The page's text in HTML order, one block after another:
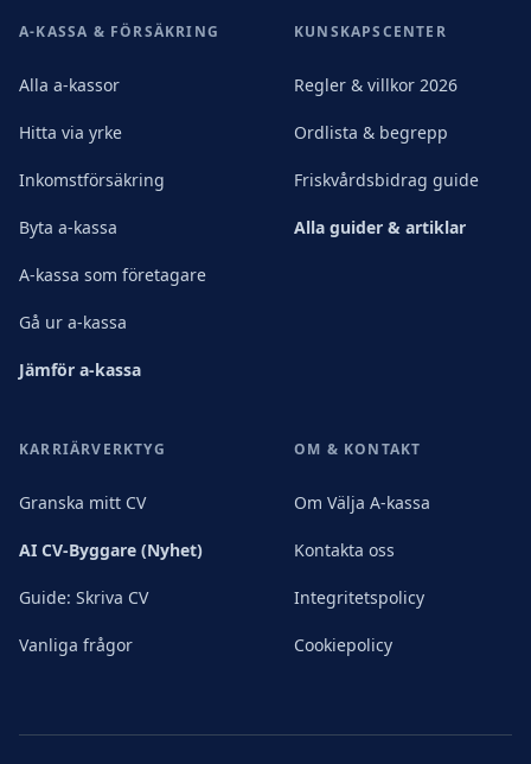
A-KASSA & FÖRSÄKRING
Alla a-kassor
Hitta via yrke
Inkomstförsäkring
Byta a-kassa
A-kassa som företagare
Gå ur a-kassa
Jämför a-kassa
KUNSKAPSCENTER
Regler & villkor 2026
Ordlista & begrepp
Friskvårdsbidrag guide
Alla guider & artiklar
KARRIÄRVERKTYG
Granska mitt CV
AI CV-Byggare (Nyhet)
Guide: Skriva CV
Vanliga frågor
OM & KONTAKT
Om Välja A-kassa
Kontakta oss
Integritetspolicy
Cookiepolicy